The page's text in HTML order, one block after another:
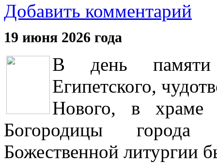
Добавить комментарий
19 июня 2026 года
В день памяти
Египетского,
Нового, в храме
Богородицы
Божественной литургии